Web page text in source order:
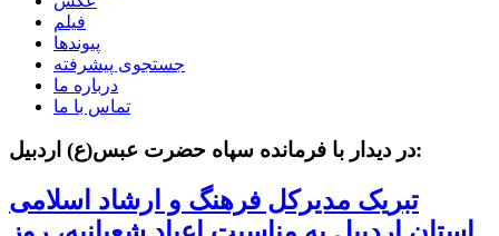
فیلم
پیوندها
جستجوی پیشرفته
درباره ما
تماس با ما
در دیدار با فرمانده سپاه حضرت عبس(ع) اردبیل:
تبریک مدیرکل فرهنگ و ارشاد اسلامی